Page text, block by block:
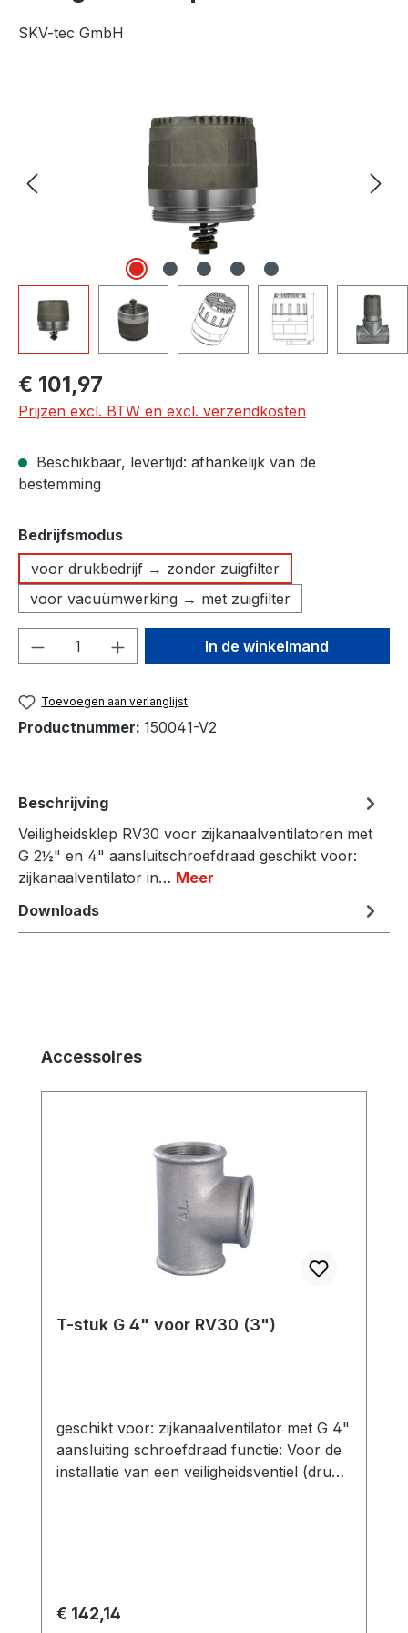
SKV-tec GmbH
Normale prijs:
€ 101,97
Prijzen excl. BTW en excl. verzendkosten
Beschikbaar, levertijd: afhankelijk van de
bestemming
Selecteer
Bedrijfsmodus
voor drukbedrijf → zonder zuigfilter
voor vacuümwerking → met zuigfilter
Producthoeveelheid: Voer de
In de winkelmand
Toevoegen aan verlanglijst
Productnummer: 150041-V2
Beschrijving
Veiligheidsklep RV30 voor zijkanaalventilatoren met
G 2½" en 4" aansluitschroefdraad geschikt voor:
zijkanaalventilator in… Meer
Downloads
Productgalerij overslaan
Accessoires
T-stuk G 4" voor RV30 (3")
geschikt voor: zijkanaalventilator met G 4"
aansluiting schroefdraad functie: Voor de
installatie van een veiligheidsventiel (druk
nippel)1x Binnendraad 3" aansluiting van
Normale prijs:
€ 142,14